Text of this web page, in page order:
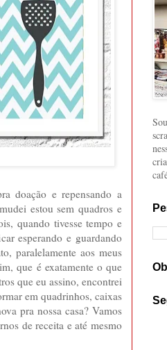
doação e repensando a
estou sem quadros e
quando tivesse tempo e
esperando e guardando
paralelamente aos meus
que é exatamente o que
que eu assino, encontrei
em quadrinhos, caixas
pra nossa casa? Vamos
de receita e até mesmo